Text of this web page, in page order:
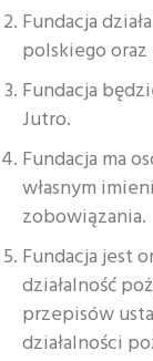
Fundacja
polskiego
Fundacja
Jutro.
Fundacja ma
własnym
zobowiązania.
Fundacja jest
działalność
przepisów
działalności